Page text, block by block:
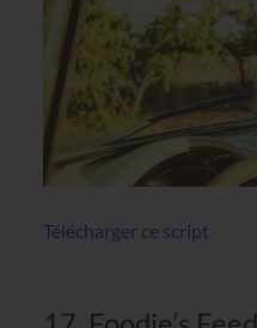
Télécharger ce script